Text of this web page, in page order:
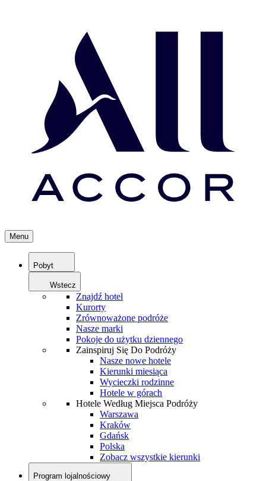
Menu
Pobyt
Wstecz
Znajdź hotel
Kurorty
Zrównoważone podróże
Nasze marki
Pokoje do użytku dziennego
Zainspiruj Się Do Podróży
Nasze nowe hotele
Kierunki miesiąca
Wycieczki rodzinne
Hotele w górach
Hotele Według Miejsca Podróży
Warszawa
Kraków
Gdańsk
Polska
Zobacz wszystkie kierunki
Program lojalnościowy